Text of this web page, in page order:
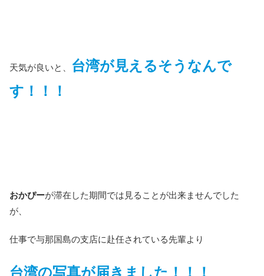
天気が良いと、
台湾が見えるそうなんで
す！！！
おかぴーが滞在した期間では見ることが出来ませんでした
が、
仕事で与那国島の支店に赴任されている先輩より
台湾の写真が届きました！！！